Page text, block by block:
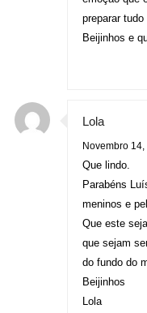
preparar
Beijinhos e
Lola
Novembro 14,
Que lindo.
Parabéns
meninos e
Que este
que sejam
do fundo do
Beijinhos
Lola